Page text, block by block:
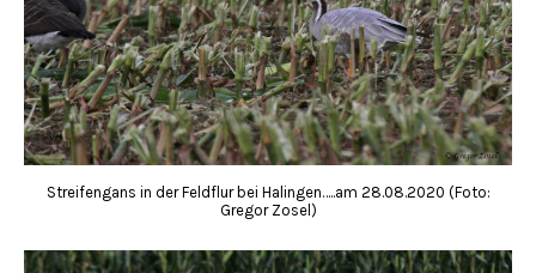
Streifengans in der Feldflur bei Halingen…..am 28.08.2020 (Foto:
Gregor Zosel)